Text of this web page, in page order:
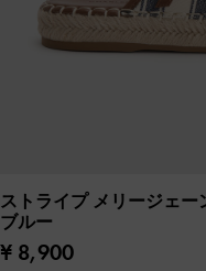
ストライプ メリージェ
ブルー
¥ 8,900